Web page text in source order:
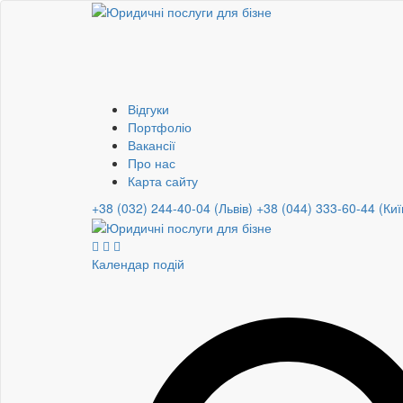
Відгуки
Портфоліо
Вакансії
Про нас
Карта сайту
+38 (032) 244-40-04 (Львів) +38 (044) 333-60-44
Календар подій